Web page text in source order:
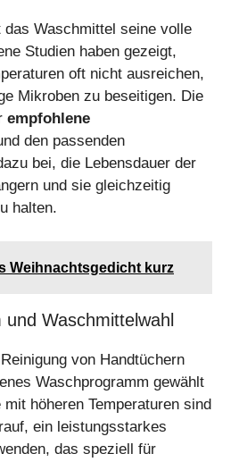
das Waschmittel seine volle
Studien haben gezeigt,
oft nicht ausreichen,
Mikroben zu beseitigen. Die
empfohlene
den passenden
bei, die Lebensdauer der
und sie gleichzeitig
halten.
Weihnachtsgedicht kurz
Waschmittelwahl
von Handtüchern
Waschprogramm gewählt
höheren Temperaturen sind
ein leistungsstarkes
das speziell für